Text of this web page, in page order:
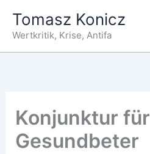
Inhalt
springen
Tomasz Konicz
Wertkritik, Krise, Antifa
Konjunktur für
Gesundbeter